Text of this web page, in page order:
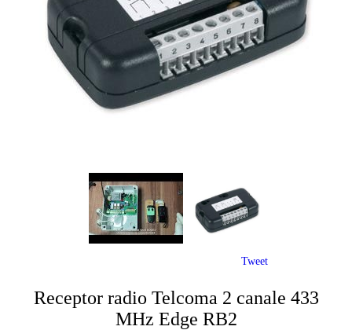
Receptor radio Telcoma 2 canale 433
MHz Edge RB2
Tweet